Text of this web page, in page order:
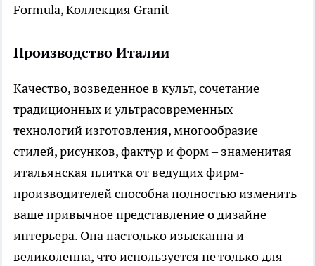
Formula, Коллекция Granit
Производство Италии
Качество, возведенное в культ, сочетание
традиционных и ультрасовременных
технологий изготовления, многообразие
стилей, рисунков, фактур и форм – знаменитая
итальянская плитка от ведущих фирм-
производителей способна полностью изменить
ваше привычное представление о дизайне
интерьера. Она настолько изысканна и
великолепна, что используется не только для